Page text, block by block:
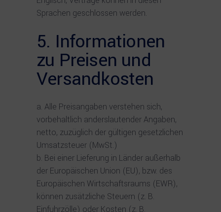
Sprachen geschlossen werden.
5. Informationen
zu Preisen und
Versandkosten
Alle Preisangaben verstehen sich,
vorbehaltlich anderslautender Angaben,
netto, zuzüglich der gültigen gesetzlichen
Umsatzsteuer (MwSt.)
Bei einer Lieferung in Länder außerhalb
der Europäischen Union (EU), bzw. des
Europäischen Wirtschaftsraums (EWR),
können zusätzliche Steuern (z. B.
Einfuhrzölle) oder Kosten (z. B.